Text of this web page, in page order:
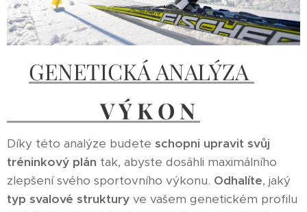
GENETICKÁ ANALÝZA
V Ý K O N
Díky této analýze budete schopni upravit svůj
tréninkový plán tak, abyste dosáhli maximálního
zlepšení svého sportovního výkonu. Odhalíte, jaký
typ svalové struktury ve vašem genetickém profilu